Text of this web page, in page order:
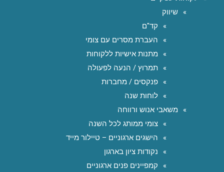
שיווק
קד"ם
העברת מסרים עם צומי
מתנות אישיות ללקוחות
תמרוץ / הנעה לפעולה
פנקסים / מחברות
לוחות שנה
משאבי אנוש ורווחה
צומי ממותג לכל השנה
הישגים ארגוניים – טיילור מייד
נקודות ציון בארגון
קמפיינים פנים ארגוניים